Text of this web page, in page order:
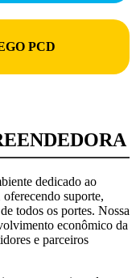
PCD
dedicado ao
suporte,
todos os portes. Nossa
econômico da
e parceiros